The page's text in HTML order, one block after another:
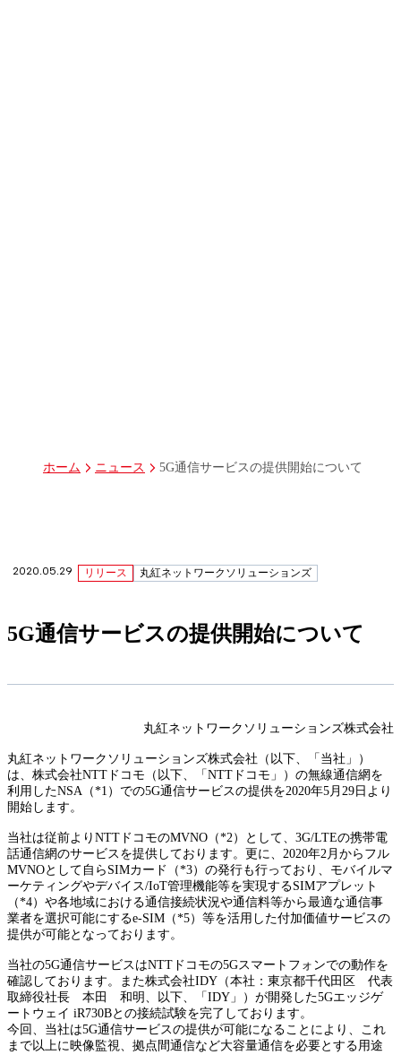
ホーム ニュース 5G通信サービスの提供開始について
2020.05.29 リリース 丸紅ネットワークソリューションズ
5G通信サービスの提供開始について
丸紅ネットワークソリューションズ株式会社
丸紅ネットワークソリューションズ株式会社（以下、「当社」）
は、株式会社NTTドコモ（以下、「NTTドコモ」）の無線通信網を
利用したNSA （*1） での5G通信サービスの提供を2020年5月29日より
開始します。
当社は従前よりNTTドコモのMVNO （*2）
として、3G/LTEの携帯電
話通信網のサービスを提供しております。更に、2020年2月からフル
MVNOとして自らSIMカード
（*3） の発行も行っており、モバイルマ
ーケティングやデバイス/IoT管理機能等を実現するSIMアプレット
（*4） や各地域における通信接続状況や通信料等から最適な通信事
業者を選択可能にするe-SIM （*5） 等を活用した付加価値サービスの
提供が可能となっております。
当社の5G通信サービスはNTTドコモの5Gスマートフォンでの動作を
確認しております。また株式会社IDY（本社：東京都千代田区 代表
取締役社長 本田 和明、以下、「IDY」）が開発した5Gエッジゲ
ートウェイ iR730Bとの接続試験を完了しております。
今回、当社は5G通信サービスの提供が可能になることにより、これ
まで以上に映像監視、拠点間通信など大容量通信を必要とする用途